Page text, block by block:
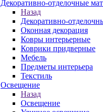
Декоративно-отделочные
Назад
Декоративно-
Оконная декорация
Ковры интерьерные
Коврики придверные
Мебель
Предметы интерьера
Текстиль
Освещение
Назад
Освещение